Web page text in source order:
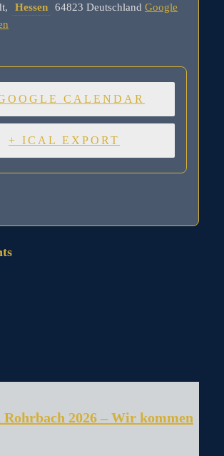
, Hessen 64823 Deutschland Google
CALENDAR
+ ICAL EXPORT
2026 – Wir kommen